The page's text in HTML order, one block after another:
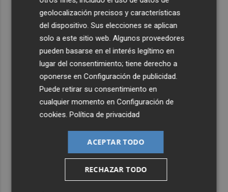
geolocalización precisos y características
del dispositivo. Sus elecciones se aplican
solo a este sitio web. Algunos proveedores
pueden basarse en el interés legítimo en
lugar del consentimiento; tiene derecho a
oponerse enConfiguración de publicidad.
Puede retirar su consentimiento en
cualquier momento enConfiguración de
cookies.Política de privacidad
ACEPTAR TODO
RECHAZAR TODO